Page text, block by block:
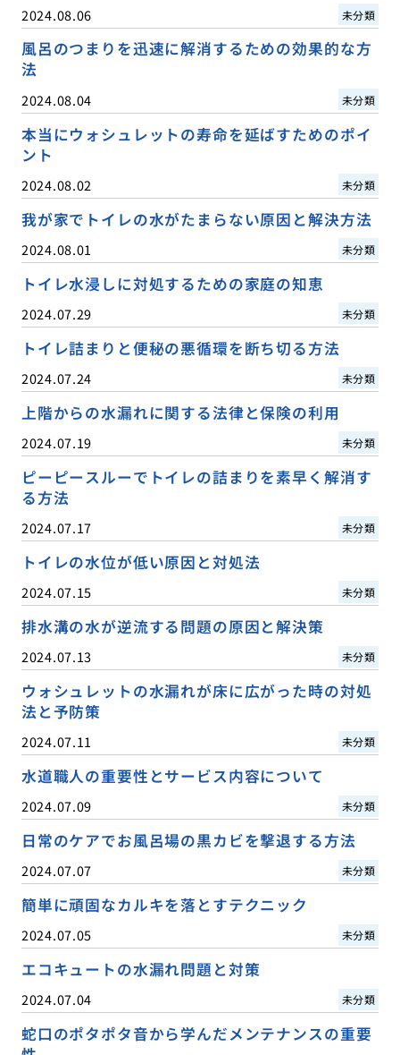
2024.08.06 未分類
風呂のつまりを迅速に解消するための効果的な方
法
2024.08.04 未分類
本当にウォシュレットの寿命を延ばすためのポイ
ント
2024.08.02 未分類
我が家でトイレの水がたまらない原因と解決方法
2024.08.01 未分類
トイレ水浸しに対処するための家庭の知恵
2024.07.29 未分類
トイレ詰まりと便秘の悪循環を断ち切る方法
2024.07.24 未分類
上階からの水漏れに関する法律と保険の利用
2024.07.19 未分類
ピーピースルーでトイレの詰まりを素早く解消す
る方法
2024.07.17 未分類
トイレの水位が低い原因と対処法
2024.07.15 未分類
排水溝の水が逆流する問題の原因と解決策
2024.07.13 未分類
ウォシュレットの水漏れが床に広がった時の対処
法と予防策
2024.07.11 未分類
水道職人の重要性とサービス内容について
2024.07.09 未分類
日常のケアでお風呂場の黒カビを撃退する方法
2024.07.07 未分類
簡単に頑固なカルキを落とすテクニック
2024.07.05 未分類
エコキュートの水漏れ問題と対策
2024.07.04 未分類
蛇口のポタポタ音から学んだメンテナンスの重要